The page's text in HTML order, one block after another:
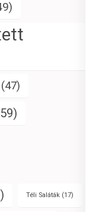
(47)
Téli Saláták (17)